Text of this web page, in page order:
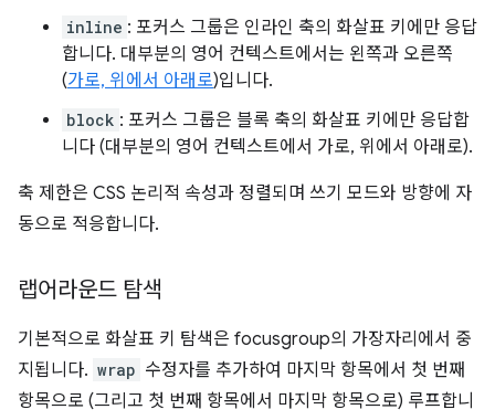
inline : 포커스 그룹은 인라인 축의 화살표 키에만 응답
합니다. 대부분의 영어 컨텍스트에서는 왼쪽과 오른쪽
(가로, 위에서 아래로)입니다.
block : 포커스 그룹은 블록 축의 화살표 키에만 응답합
니다 (대부분의 영어 컨텍스트에서 가로, 위에서 아래로).
축 제한은 CSS 논리적 속성과 정렬되며 쓰기 모드와 방향에 자
동으로 적응합니다.
랩어라운드 탐색
기본적으로 화살표 키 탐색은 focusgroup의 가장자리에서 중
지됩니다. wrap 수정자를 추가하여 마지막 항목에서 첫 번째
항목으로 (그리고 첫 번째 항목에서 마지막 항목으로) 루프합니